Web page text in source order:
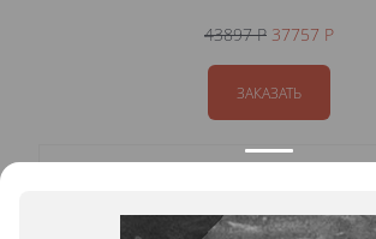
43897 P 37757 P
ЗАКАЗАТЬ